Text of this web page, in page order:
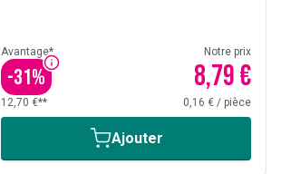
Avantage*
-31%
Notre prix
8,79 €
12,70 €** 0,16 € / pièce
Ajouter